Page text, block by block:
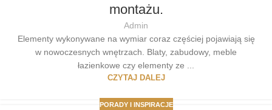
montażu.
Admin
Elementy wykonywane na wymiar coraz częściej pojawiają się
w nowoczesnych wnętrzach. Blaty, zabudowy, meble
łazienkowe czy elementy ze ...
CZYTAJ DALEJ
PORADY I INSPIRACJE